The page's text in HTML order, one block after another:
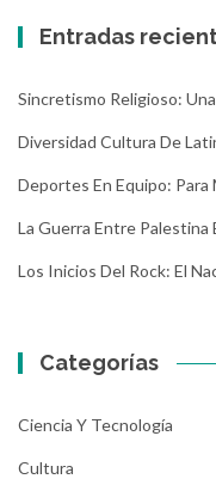
Entradas
Sincretismo Religioso:
Diversidad Cultura De
Deportes En Equipo: Para
La Guerra Entre Palestina
Los Inicios Del Rock: El
Categorías
Ciencia Y Tecnología
Cultura